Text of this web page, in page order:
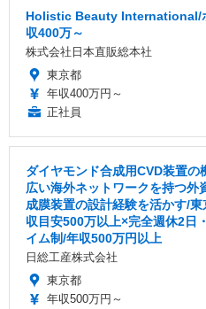
Holistic Beauty International/
収400万～
株式会社日本直販総本社
東京都
年収400万円～
正社員
ダイヤモンド合成用CVD装置
広い海外ネットワークを持つ外
成膜装置の設計経験を活かす/
収目安500万以上×完全週休2日
イム制/年収500万円以上
日総工産株式会社
東京都
年収500万円～